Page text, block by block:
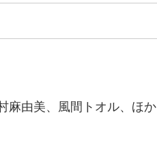
麻由美、風間トオル、ほか